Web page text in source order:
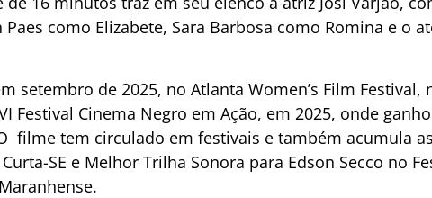
como Elizabete, Sara Barbosa como Romina e o
setembro de 2025, no Atlanta Women’s Film Festival,
Festival Cinema Negro em Ação, em 2025, onde
filme tem circulado em festivais e também acumula
SE e Melhor Trilha Sonora para Edson Secco no